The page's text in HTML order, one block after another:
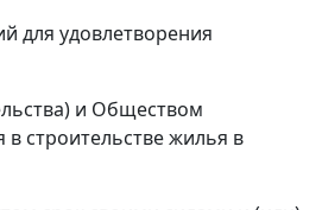
для удовлетворения
и Обществом
в строительстве жилья в